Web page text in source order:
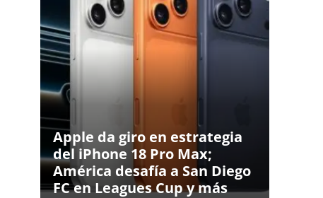
Apple da giro en estrategia
del iPhone 18 Pro Max;
América desafía a San Diego
FC en Leagues Cup y más